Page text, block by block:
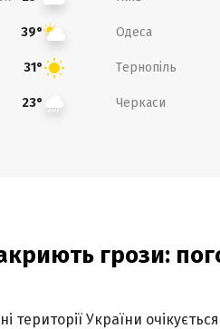
39° Одеса
31° Тернопіль
23° Черкаси
грози:
України очікується